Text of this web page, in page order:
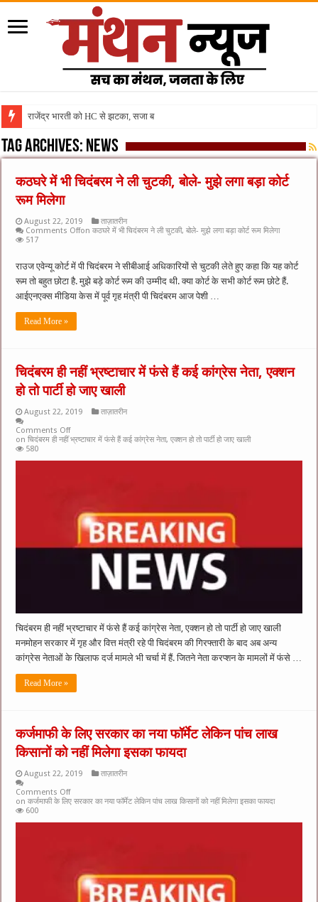
राजेंद्र भारती को HC से झटका, सजा बरकरार
Tag Archives: news
कठघरे में भी चिदंबरम ने ली चुटकी, बोले- मुझे लगा बड़ा कोर्ट
रूम मिलेगा
August 22, 2019
ताज़ातरीन
Comments Offon कठघरे में भी चिदंबरम ने ली चुटकी, बोले- मुझे लगा बड़ा कोर्ट रूम मिलेगा
517
राउज एवेन्यू कोर्ट में पी चिदंबरम ने सीबीआई अधिकारियों से चुटकी लेते हुए कहा कि यह कोर्ट
रूम तो बहुत छोटा है. मुझे बड़े कोर्ट रूम की उम्मीद थी. क्या कोर्ट के सभी कोर्ट रूम छोटे हैं.
आईएनएक्स मीडिया केस में पूर्व गृह मंत्री पी चिदंबरम आज पेशी …
Read More »
चिदंबरम ही नहीं भ्रष्टाचार में फंसे हैं कई कांग्रेस नेता, एक्शन
हो तो पार्टी हो जाए खाली
August 22, 2019
ताज़ातरीन
Comments Off
on चिदंबरम ही नहीं भ्रष्टाचार में फंसे हैं कई कांग्रेस नेता, एक्शन हो तो पार्टी हो जाए खाली
580
चिदंबरम ही नहीं भ्रष्टाचार में फंसे हैं कई कांग्रेस नेता, एक्शन हो तो पार्टी हो जाए खाली
मनमोहन सरकार में गृह और वित्त मंत्री रहे पी चिदंबरम की गिरफ्तारी के बाद अब अन्य
कांग्रेस नेताओं के खिलाफ दर्ज मामले भी चर्चा में हैं. जितने नेता करप्शन के मामलों में फंसे …
Read More »
कर्जमाफी के लिए सरकार का नया फॉर्मेट लेकिन पांच लाख
किसानों को नहीं मिलेगा इसका फायदा
August 22, 2019
ताज़ातरीन
Comments Off
on कर्जमाफी के लिए सरकार का नया फॉर्मेट लेकिन पांच लाख किसानों को नहीं मिलेगा इसका फायदा
600